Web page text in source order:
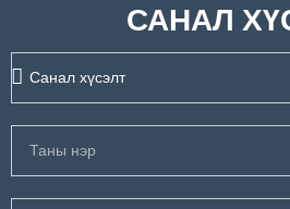
САНАЛ